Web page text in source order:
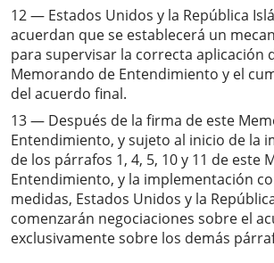
12 — Estados Unidos y la República
acuerdan que se establecerá un
para supervisar la correcta aplicación
Memorando de Entendimiento y el
del acuerdo final.
13 — Después de la firma de este
Entendimiento, y sujeto al inicio de la
de los párrafos 1, 4, 5, 10 y 11 de este
Entendimiento, y la implementación
medidas, Estados Unidos y la
comenzarán negociaciones sobre el
exclusivamente sobre los demás